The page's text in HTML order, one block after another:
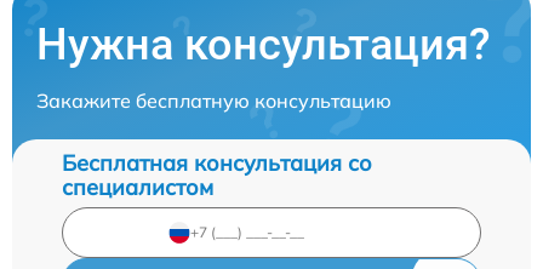
Нужна консультация?
Закажите бесплатную консультацию
Бесплатная консультация со
специалистом